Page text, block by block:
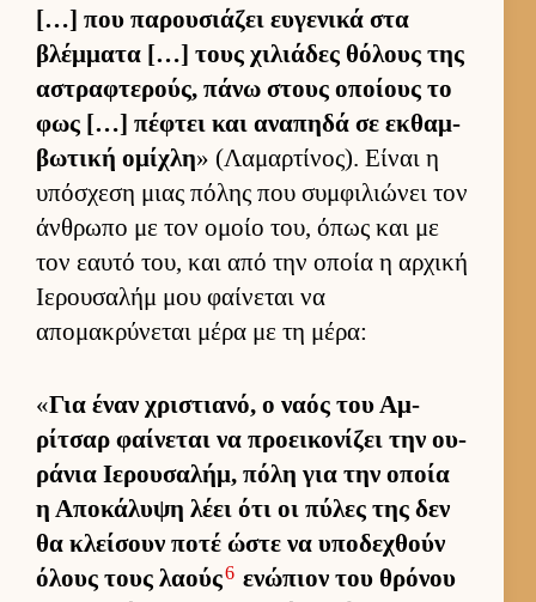
[…] που παρου­σιάζει ευ­γενικά στα
βλέμ­ματα […] τους χιλιάδες θόλους της
αστραφτερούς, πάνω στους οποί­ους το
φως […] πέφτει και αναπηδά σε εκ­θαμ­
βωτική ομίχλη» (Λαμαρ­τίνος). Εί­ναι η
υπόσχεση μιας πόλης που συμ­φιλιώνει τον
άν­θρωπο με τον ομοίο του, όπως και με
τον εαυτό του, και από την οποία η αρ­χική
Ιε­ρου­σαλήμ μου φαί­νεται να
απομακρύνεται μέρα με τη μέρα:
«Για έναν χριστια­νό, ο ναός του Αμ­
ρίτσαρ φαί­νεται να προει­κονίζει την ου­
ράνια Ιε­ρου­σαλήμ, πόλη για την οποία
η Αποκάλυψη λέει ότι οι πύλες της δεν
θα κλεί­σουν ποτέ ώστε να υποδεχθούν
όλους τους λαούς6 ενώπιον του θρόνου